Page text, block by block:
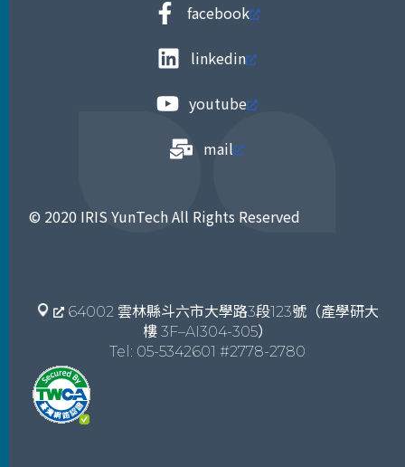
facebook
linkedin
youtube
mail
© 2020 IRIS YunTech All Rights Reserved
64002 雲林縣斗六市大學路3段123號（產學研大
樓 3F–AI304-305）
Tel: 05-5342601 #2778-2780